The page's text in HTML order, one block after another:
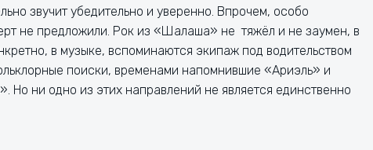
звучит убедительно и уверенно. Впрочем, особо
не предложили. Рок из «Шалаша» не тяжёл и не заумен, в
в музыке, вспоминаются экипаж под водительством
поиски, временами напомнившие «Ариэль» и
Но ни одно из этих направлений не является единственно